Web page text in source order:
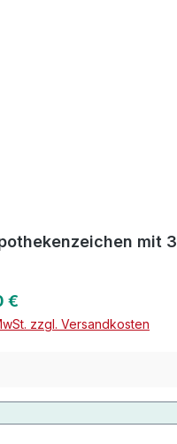
mit
€
zzgl. Versandkosten